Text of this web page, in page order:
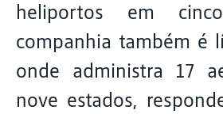
heliportos em
companhia também é
onde administra 17
nove estados,